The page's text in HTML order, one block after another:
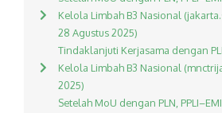
Kelola Limbah B3 Nasional
28 Agustus 2025)
Tindaklanjuti Kerjasama dengan
Kelola Limbah B3 Nasional
2025)
Setelah MoU dengan PLN,